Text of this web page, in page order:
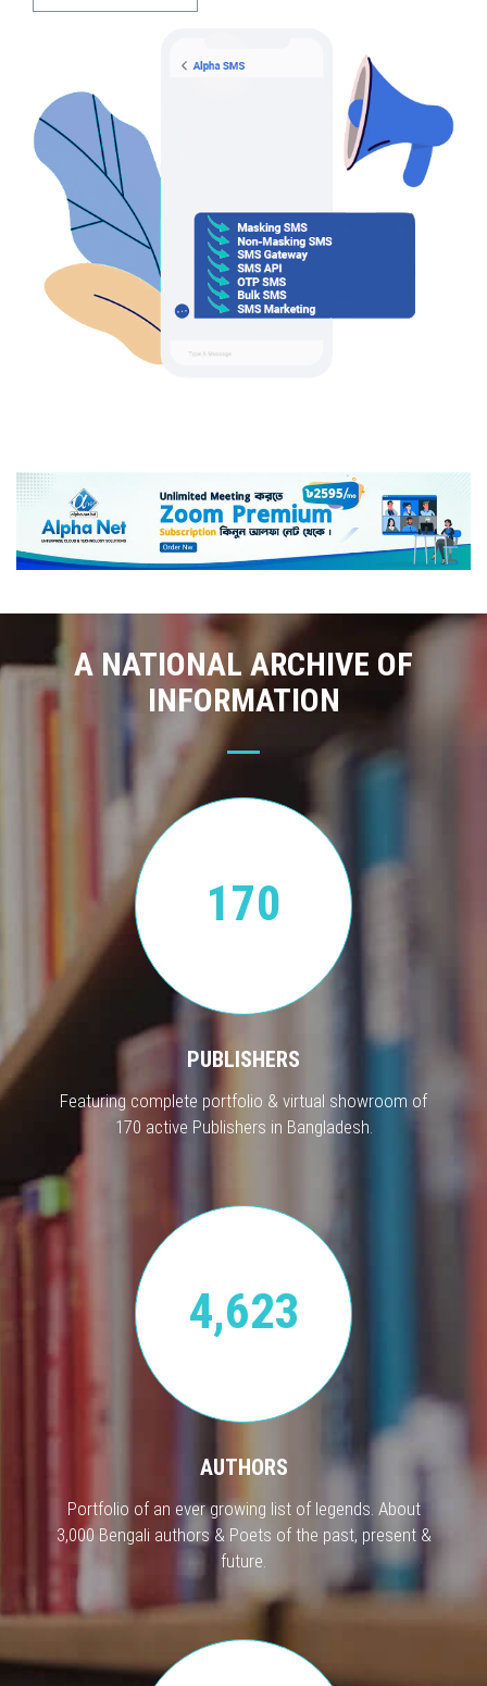
A NATIONAL ARCHIVE OF
INFORMATION
170
PUBLISHERS
Featuring complete portfolio & virtual showroom of
170 active Publishers in Bangladesh.
4,623
AUTHORS
Portfolio of an ever growing list of legends. About
3,000 Bengali authors & Poets of the past, present &
future.